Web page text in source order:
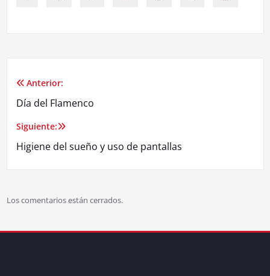
Anterior:
Día del Flamenco
Siguiente:
Higiene del sueño y uso de pantallas
Los comentarios están cerrados.